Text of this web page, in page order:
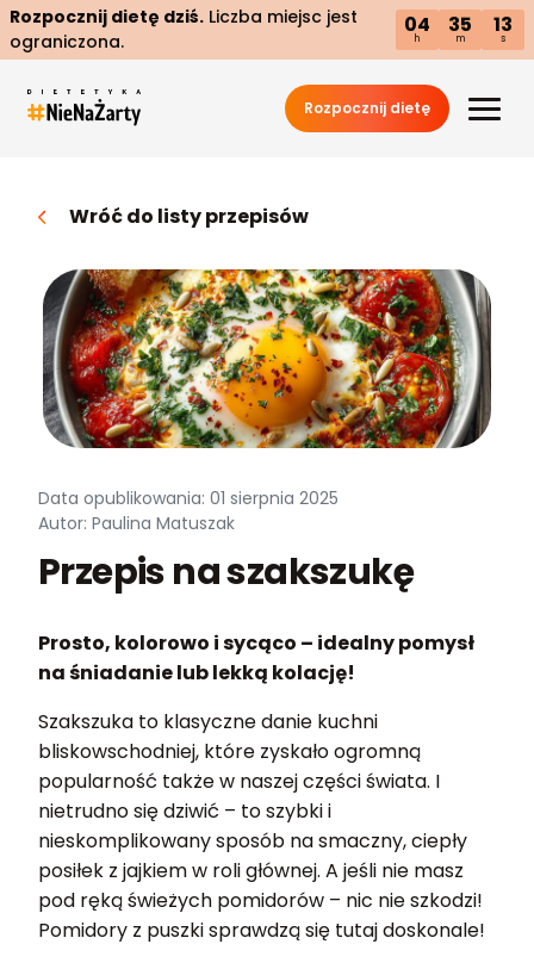
Rozpocznij dietę dziś. Liczba miejsc jest
ograniczona.
04
h
35
m
12
s
Rozpocznij dietę
Wróć do listy przepisów
Data opublikowania: 01 sierpnia 2025
Autor: Paulina Matuszak
Przepis na szakszukę
Prosto, kolorowo i sycąco – idealny pomysł
na śniadanie lub lekką kolację!
Szakszuka to klasyczne danie kuchni
bliskowschodniej, które zyskało ogromną
popularność także w naszej części świata. I
nietrudno się dziwić – to szybki i
nieskomplikowany sposób na smaczny, ciepły
posiłek z jajkiem w roli głównej. A jeśli nie masz
pod ręką świeżych pomidorów – nic nie szkodzi!
Pomidory z puszki sprawdzą się tutaj doskonale!